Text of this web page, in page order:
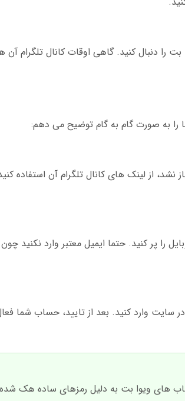
بت را دنبال کنید. گاهی اوقات کانال تلگرام
به صورت گام به گام توضیح می دهم:
نشد، از لینک های کانال تلگرام آن استفاده
را پر کنید. حتما ایمیل معتبر وارد نکنید
سایت وارد کنید. بعد از تایید، حساب شما
های ویوا بت به دلیل رمزهای ساده هک